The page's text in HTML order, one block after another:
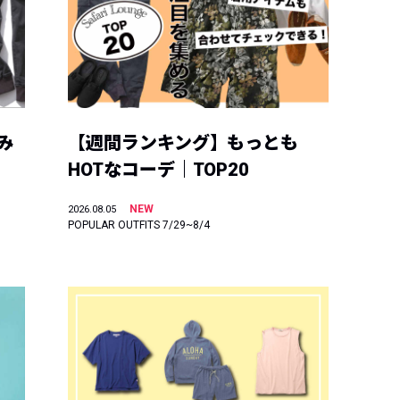
【週間ランキング】もっとも
HOTなコーデ｜TOP20
2026.08.05
NEW
POPULAR OUTFITS 7/29~8/4